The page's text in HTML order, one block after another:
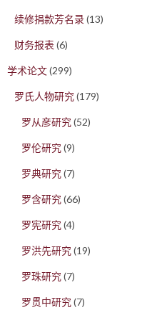
续修捐款芳名录(13)
财务报表 (6)
学术论文(299)
罗氏人物研究(179)
罗从彦研究(52)
罗伦研究(9)
罗典研究(7)
罗含研究(66)
罗宪研究(4)
罗洪先研究(19)
罗珠研究(7)
罗贯中研究(7)